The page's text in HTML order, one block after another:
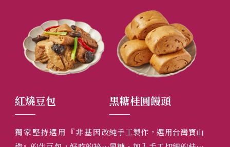
改
門特調比例的糯米餡，或鑲
入獨家首創研發的芋泥內
餡，會讓您愛不釋口！
黑糖桂圓饅頭
純手工製作，選用台灣寶山
冰糖糯米藕
億長御坊首選必買商品之